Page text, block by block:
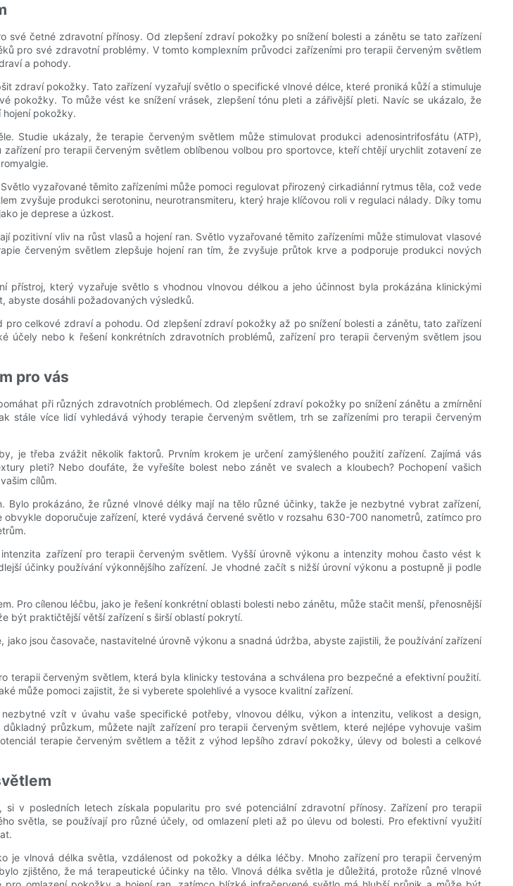
četné zdravotní přínosy. Od zlepšení zdraví pokožky po snížení bolesti a zánětu se tato zařízení
pro své zdravotní problémy. V tomto komplexním průvodci zařízeními pro terapii červeným světlem
a pohody.
zdraví pokožky. Tato zařízení vyzařují světlo o specifické vlnové délce, které proniká kůží a stimuluje
pokožky. To může vést ke snížení vrásek, zlepšení tónu pleti a zářivější pleti. Navíc se ukázalo, že
pokožky.
Studie ukázaly, že terapie červeným světlem může stimulovat produkci adenosintrifosfátu (ATP),
pro terapii červeným světlem oblíbenou volbou pro sportovce, kteří chtějí urychlit zotavení ze
vyzařované těmito zařízeními může pomoci regulovat přirozený cirkadiánní rytmus těla, což vede
zvyšuje produkci serotoninu, neurotransmiteru, který hraje klíčovou roli v regulaci nálady. Díky tomu
je deprese a úzkost.
vliv na růst vlasů a hojení ran. Světlo vyzařované těmito zařízeními může stimulovat vlasové
červeným světlem zlepšuje hojení ran tím, že zvyšuje průtok krve a podporuje produkci nových
který vyzařuje světlo s vhodnou vlnovou délkou a jeho účinnost byla prokázána klinickými
abyste dosáhli požadovaných výsledků.
celkové zdraví a pohodu. Od zlepšení zdraví pokožky až po snížení bolesti a zánětu, tato zařízení
nebo k řešení konkrétních zdravotních problémů, zařízení pro terapii červeným světlem jsou
pro vás
při různých zdravotních problémech. Od zlepšení zdraví pokožky po snížení zánětu a zmírnění
stále více lidí vyhledává výhody terapie červeným světlem, trh se zařízeními pro terapii červeným
je třeba zvážit několik faktorů. Prvním krokem je určení zamýšleného použití zařízení. Zajímá vás
pleti? Nebo doufáte, že vyřešíte bolest nebo zánět ve svalech a kloubech? Pochopení vašich
cílům.
prokázáno, že různé vlnové délky mají na tělo různé účinky, takže je nezbytné vybrat zařízení,
doporučuje zařízení, které vydává červené světlo v rozsahu 630-700 nanometrů, zatímco pro
zařízení pro terapii červeným světlem. Vyšší úrovně výkonu a intenzity mohou často vést k
účinky používání výkonnějšího zařízení. Je vhodné začít s nižší úrovní výkonu a postupně ji podle
Pro cílenou léčbu, jako je řešení konkrétní oblasti bolesti nebo zánětu, může stačit menší, přenosnější
být praktičtější větší zařízení s širší oblastí pokrytí.
jsou časovače, nastavitelné úrovně výkonu a snadná údržba, abyste zajistili, že používání zařízení
červeným světlem, která byla klinicky testována a schválena pro bezpečné a efektivní použití.
může pomoci zajistit, že si vyberete spolehlivé a vysoce kvalitní zařízení.
vzít v úvahu vaše specifické potřeby, vlnovou délku, výkon a intenzitu, velikost a design,
průzkum, můžete najít zařízení pro terapii červeným světlem, které nejlépe vyhovuje vašim
terapie červeným světlem a těžit z výhod lepšího zdraví pokožky, úlevy od bolesti a celkové
v posledních letech získala popularitu pro své potenciální zdravotní přínosy. Zařízení pro terapii
světla, se používají pro různé účely, od omlazení pleti až po úlevu od bolesti. Pro efektivní využití
vlnová délka světla, vzdálenost od pokožky a délka léčby. Mnoho zařízení pro terapii červeným
zjištěno, že má terapeutické účinky na tělo. Vlnová délka světla je důležitá, protože různé vlnové